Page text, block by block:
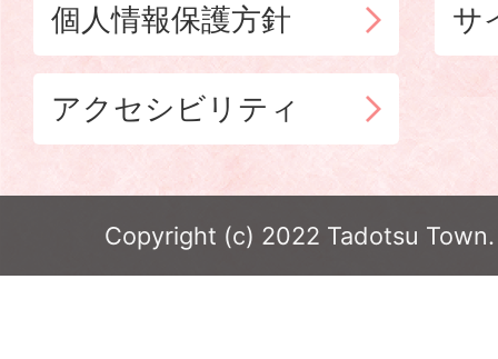
個人情報保護方針 サ
アクセシビリティ
Copyright (c) 2022 Tadotsu